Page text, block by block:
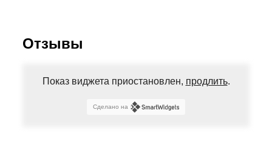
Отзывы
Показ виджета приостановлен, продлить.
Сделано на